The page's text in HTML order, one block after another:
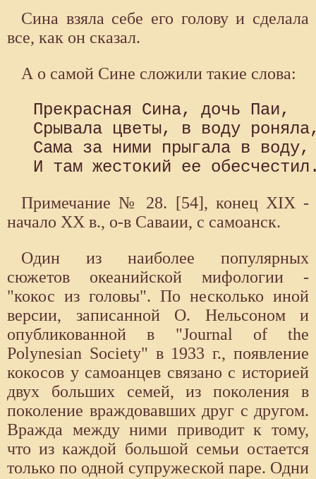
Сина взяла себе его голову и сделала
все, как он сказал.
А о самой Сине сложили такие слова:
Прекрасная Сина, дочь Паи,
Срывала цветы, в воду
Сама за ними прыгала в
Примечание № 28. [54], конец XIX -
начало XX в., о-в Саваии, с самоанск.
Один из наиболее популярных
сюжетов океанийской мифологии -
"кокос из головы". По несколько иной
версии, записанной О. Нельсоном и
опубликованной в "Journal of the
Polynesian Society" в 1933 г., появление
кокосов у самоанцев связано с историей
двух больших семей, из поколения в
поколение враждовавших друг с другом.
Вражда между ними приводит к тому,
что из каждой большой семьи остается
только по одной супружеской паре. Одни